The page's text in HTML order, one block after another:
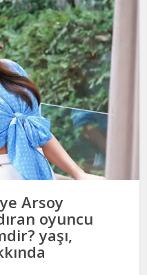
Arsoy
oyuncu
yaşı,